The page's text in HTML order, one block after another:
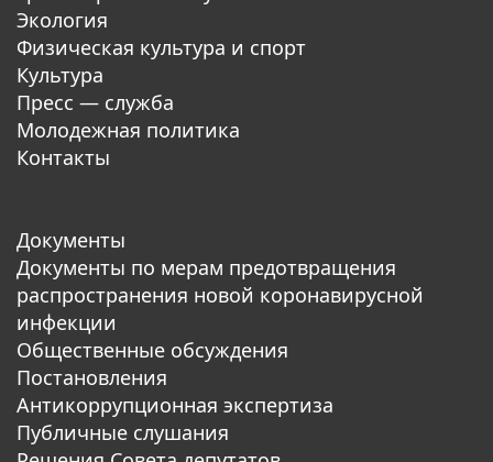
Экология
Физическая культура и спорт
Культура
Пресс — служба
Молодежная политика
Контакты
Документы
Документы по мерам предотвращения
распространения новой коронавирусной
инфекции
Общественные обсуждения
Постановления
Антикоррупционная экспертиза
Публичные слушания